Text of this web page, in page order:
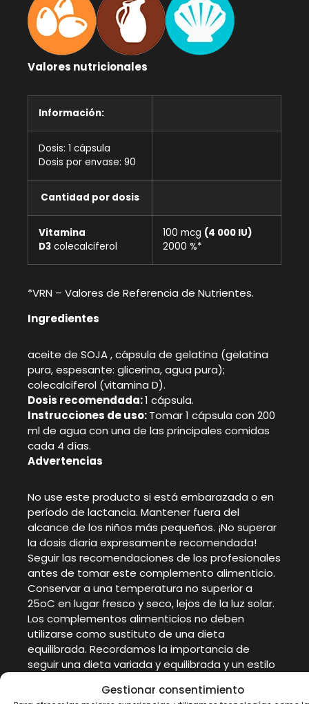
Gestionar consentimiento
Valores nutricionales
Información:
Dosis: 1 cápsula
Dosis por envase: 90
Cantidad por dosis
Vitamina
D3 colecalciferol
100 mcg (4 000 IU)
2000 %*
*VRN – Valores de Referencia de Nutrientes.
Ingredientes
aceite de SOJA , cápsula de gelatina (gelatina
pura, espesante: glicerina, agua pura);
colecalciferol (vitamina D).
Dosis recomendada:1 cápsula.
Instrucciones de uso:Tomar 1 cápsula con 200
ml de agua con una de las principales comidas
cada 4 días.
Advertencias
No use este producto si está embarazada o en
período de lactancia. Mantener fuera del
alcance de los niños más pequeños. ¡No superar
la dosis diaria expresamente recomendada!
Seguir las recomendaciones de los profesionales
antes de tomar este complemento alimenticio.
Conservar a una temperatura no superior a
25oC en lugar fresco y seco, lejos de la luz solar.
Los complementos alimenticios no deben
utilizarse como sustituto de una dieta
equilibrada. Recordamos la importancia de
seguir una dieta variada y equilibrada y un estilo
responsabiliza de los daños causados por uso,